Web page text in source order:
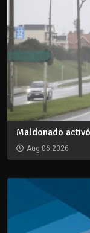
Maldonado
Aug 06 2026